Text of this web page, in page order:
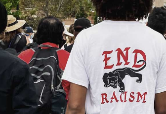
Compact Posts
Magazine Grid
Horizontal Slider Posts
Landing
Blog Archive
Get in Touch